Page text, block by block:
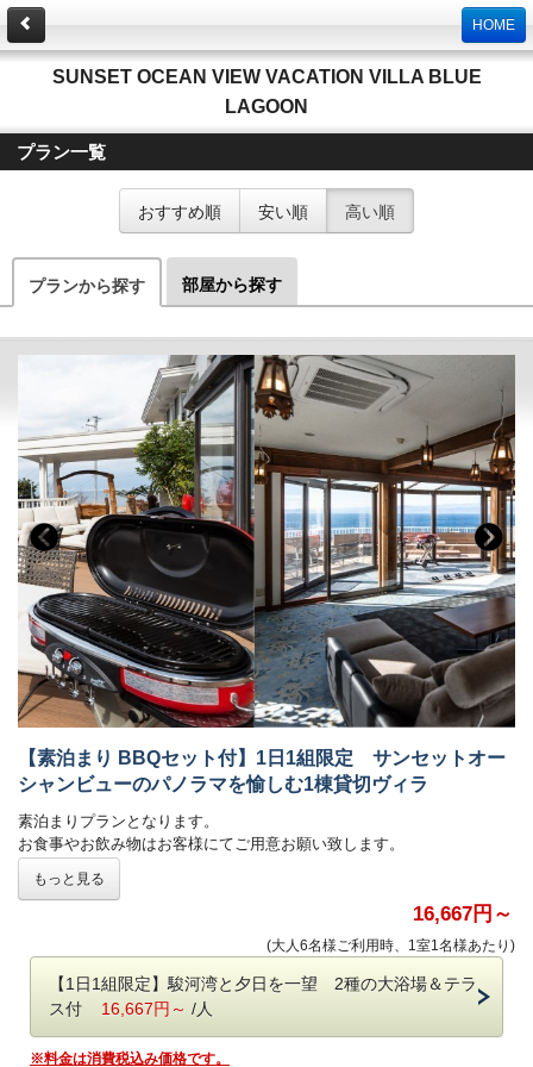
HOME
SUNSET OCEAN VIEW VACATION VILLA BLUE
LAGOON
プラン一覧
おすすめ順 安い順 高い順
プランから探す 部屋から探す
【素泊まり BBQセット付】1日1組限定 サンセットオー
シャンビューのパノラマを愉しむ1棟貸切ヴィラ
素泊まりプランとなります。
お食事やお飲み物はお客様にてご用意お願い致します。
キングベッドを備えた白と木目調を基調としたモダンな作りのお部屋。
景色を邪魔することなくお部屋を最大限、特別な空間にしてくれるモダ
ンでシンプルな内装・こだわりぬかれた家具もいつまでも滞在したくな
ってしまう理由の1つです。
■スタンダードルーム(6部屋)
1部屋にシングルベッドを3つ設けた簡易的な客室です・
オーシャンビューの贅沢もたのしみつつ、プライベートな空間でお過ご
もっと見る
16,667円～
(大人6名様ご利用時、1室1名様あたり)
【1日1組限定】駿河湾と夕日を一望 2種の大浴場＆テラ
ス付 16,667円～ /人
※料金は消費税込み価格です。